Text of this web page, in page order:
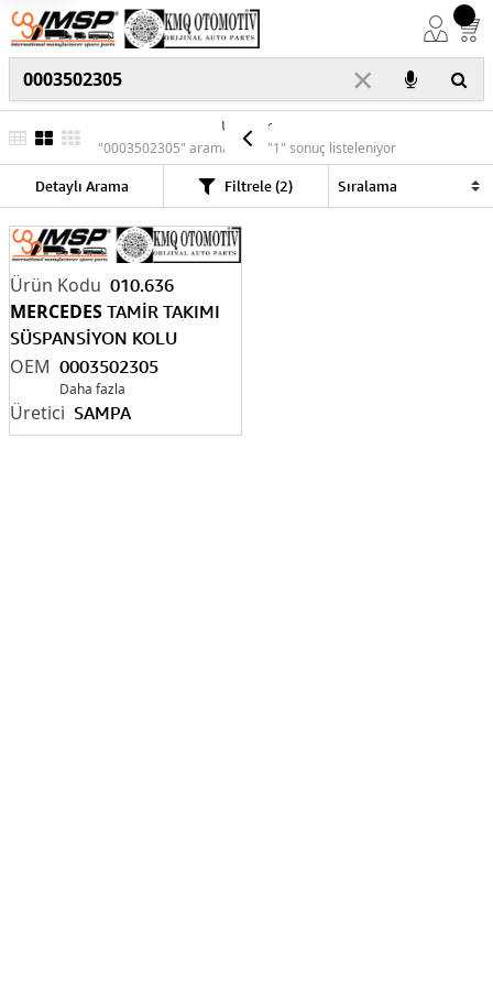
×
Ürünler
"0003502305" araması için "1" sonuç listeleniyor
Detaylı Arama Filtrele (2)
010.636
0003502305
Daha fazla
MERCEDES TAMİR TAKIMI
SÜSPANSİYON KOLU
0003502305
SAMPA